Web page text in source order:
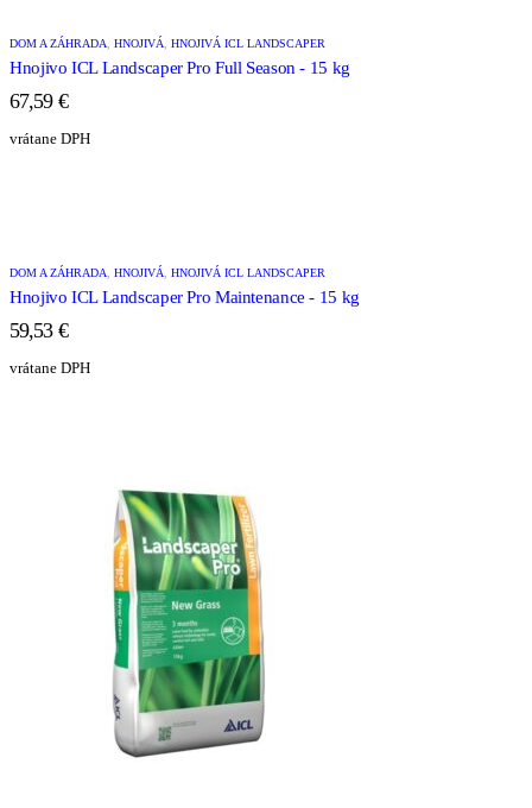
DOM A ZÁHRADA HNOJIVÁ HNOJIVÁ ICL LANDSCAPER
Hnojivo ICL Landscaper Pro Full Season - 15 kg
67,59 €
vrátane DPH
DOM A ZÁHRADA HNOJIVÁ HNOJIVÁ ICL LANDSCAPER
Hnojivo ICL Landscaper Pro Maintenance - 15 kg
59,53 €
vrátane DPH